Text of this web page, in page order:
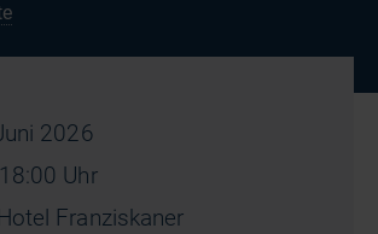
2026
Uhr
Franziskaner